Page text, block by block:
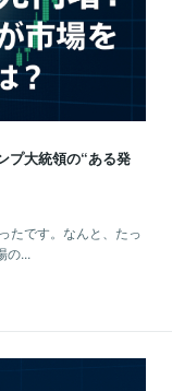
プ大統領の“ある発
たです。なんと、たっ
の...